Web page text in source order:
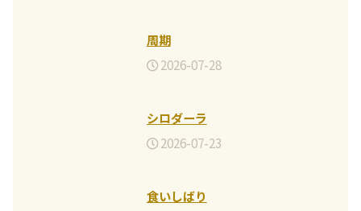
周期
2026-07-28
シロダーラ
2026-07-23
食いしばり